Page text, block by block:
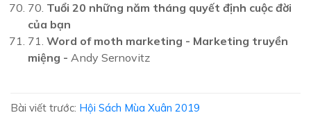
70. Tuổi 20 những năm tháng quyết định cuộc đời
của bạn
71. Word of moth marketing - Marketing truyền
miệng - Andy Sernovitz
Bài viết trước: Hội Sách Mùa Xuân 2019